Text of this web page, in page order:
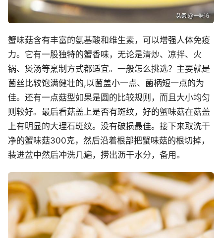
蟹味菇含有丰富的氨基酸和维生素，可以增强人体免疫
力。它有一股独特的蟹香味，无论是清炒、凉拌、火
锅、煲汤等烹制方式都适宜。一般怎么挑选？主要就是
菌丝比较饱满健壮的,以菌盖小一点、菌柄短一点的为
佳。还有一点菇型如果是圆的比较规则，而且大小均匀
则较好。最后看菇盖上是否有斑纹，好的蟹味菇在菇盖
上有明显的大理石斑纹。没有破损最佳。接下来取洗干
净的蟹味菇300克，然后沿着根部把蟹味菇的根切掉，
装进盆中然后冲洗几遍，捞出沥干水分，备用。